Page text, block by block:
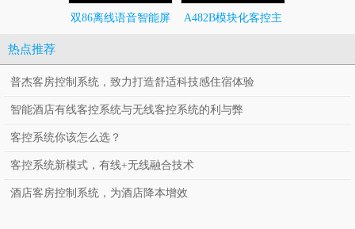
双86离线语音智能屏 A482B模块化客控主
热点推荐
普杰客房控制系统，致力打造舒适科技感住宿体验
智能酒店有线客控系统与无线客控系统的利与弊
客控系统你该怎么选？
客控系统新模式，有线+无线融合技术
酒店客房控制系统，为酒店降本增效